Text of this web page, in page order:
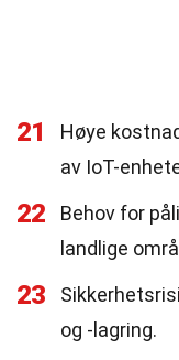
21
Høye
av IoT-
22
Behov for
landlige
23
og -lagring.